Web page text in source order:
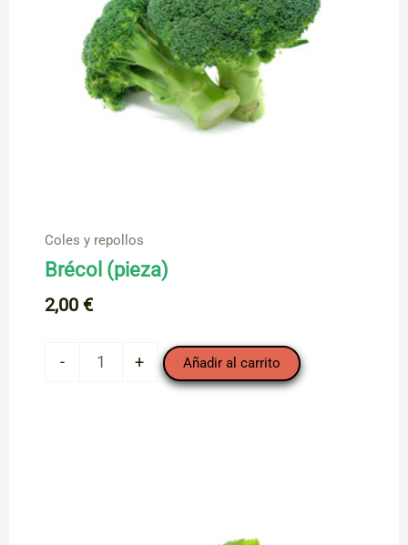
Coles y repollos
Brécol (pieza)
2,00 €
- + Añadir al carrito